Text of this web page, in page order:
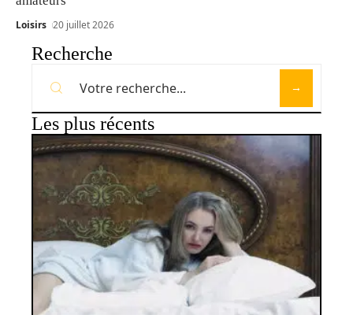
Loisirs 20 juillet 2026
Recherche
Les plus récents